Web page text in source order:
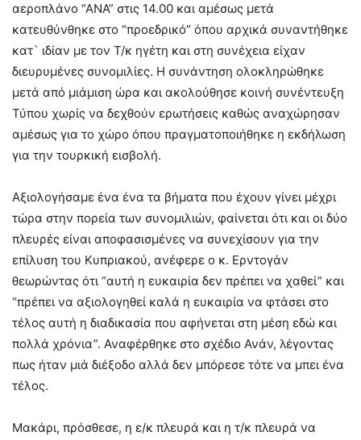
αεροπλάνο “ΑΝΑ” στις 14.00 και αμέσως μετά
κατευθύνθηκε στο “προεδρικό” όπου αρχικά συναντήθηκε
κατ` ιδίαν με τον Τ/κ ηγέτη και στη συνέχεια είχαν
διευρυμένες συνομιλίες. Η συνάντηση ολοκληρώθηκε
μετά από μιάμιση ώρα και ακολούθησε κοινή συνέντευξη
Τύπου χωρίς να δεχθούν ερωτήσεις καθώς αναχώρησαν
αμέσως για το χώρο όπου πραγματοποιήθηκε η εκδήλωση
για την τουρκική εισβολή.
Αξιολογήσαμε ένα ένα τα βήματα που έχουν γίνει μέχρι
τώρα στην πορεία των συνομιλιών, φαίνεται ότι και οι δύο
πλευρές είναι αποφασισμένες να συνεχίσουν για την
επίλυση του Κυπριακού, ανέφερε ο κ. Ερντογάν
θεωρώντας ότι “αυτή η ευκαιρία δεν πρέπει να χαθεί” και
“πρέπει να αξιολογηθεί καλά η ευκαιρία να φτάσει στο
τέλος αυτή η διαδικασία που αφήνεται στη μέση εδώ και
πολλά χρόνια”. Αναφέρθηκε στο σχέδιο Ανάν, λέγοντας
πως ήταν μιά διέξοδο αλλά δεν μπόρεσε τότε να μπει ένα
τέλος.
Μακάρι, πρόσθεσε, η ε/κ πλευρά και η τ/κ πλευρά να